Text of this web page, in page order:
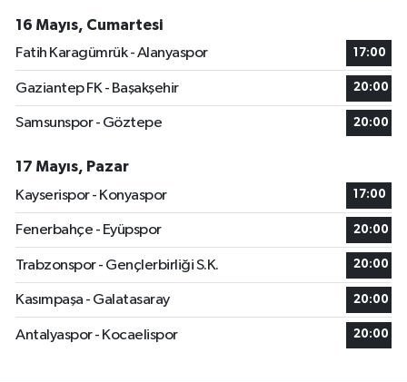
16 Mayıs, Cumartesi
Fatih Karagümrük - Alanyaspor
17:00
Gaziantep FK - Başakşehir 20:00
Samsunspor - Göztepe 20:00
17 Mayıs, Pazar
Kayserispor - Konyaspor
17:00
Fenerbahçe - Eyüpspor 20:00
Trabzonspor - Gençlerbirliği S.K. 20:00
Kasımpaşa - Galatasaray 20:00
Antalyaspor - Kocaelispor 20:00